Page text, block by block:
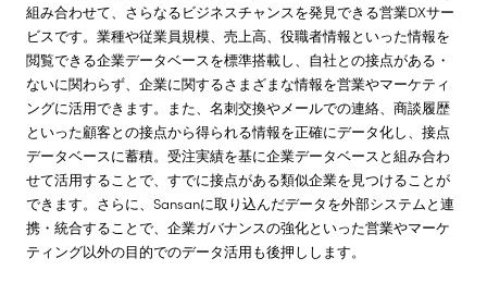
組み合わせて、さらなるビジネスチャンスを発見できる営業DXサー
ビスです。業種や従業員規模、売上高、役職者情報といった情報を
閲覧できる企業データベースを標準搭載し、自社との接点がある・
ないに関わらず、企業に関するさまざまな情報を営業やマーケティ
ングに活用できます。また、名刺交換やメールでの連絡、商談履歴
といった顧客との接点から得られる情報を正確にデータ化し、接点
データベースに蓄積。受注実績を基に企業データベースと組み合わ
せて活用することで、すでに接点がある類似企業を見つけることが
できます。さらに、Sansanに取り込んだデータを外部システムと連
携・統合することで、企業ガバナンスの強化といった営業やマーケ
ティング以外の目的でのデータ活用も後押しします。